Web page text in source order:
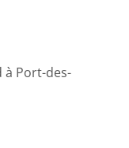
à Port-des-